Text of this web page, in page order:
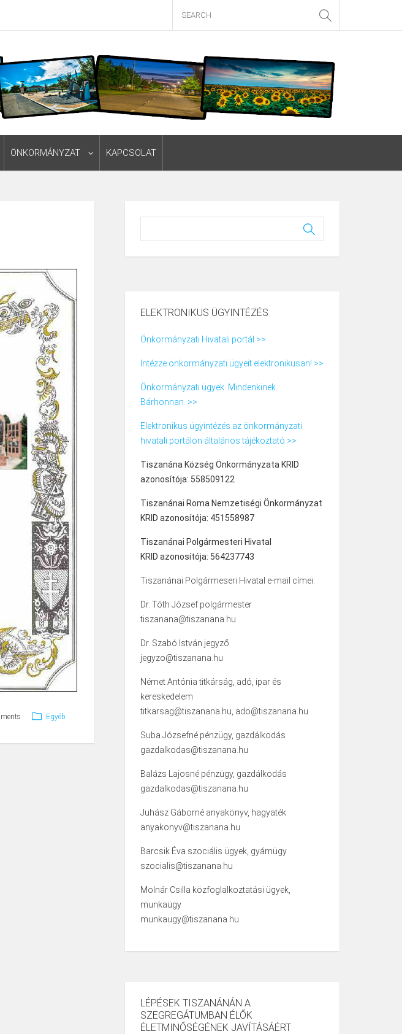
ÖNKORMÁNYZAT KAPCSOLAT
Egyéb
ELEKTRONIKUS ÜGYINTÉZÉS
Önkormányzati Hivatali portál >>
Intézze önkormányzati ügyeit elektronikusan! >>
Önkormányzati ügyek. Mindenkinek.
Bárhonnan. >>
Elektronikus ügyintézés az önkormányzati
hivatali portálon általános tájékoztató >>
Tiszanána Község Önkormányzata KRID
azonosítója: 558509122
Tiszanánai Roma Nemzetiségi Önkormányzat
KRID azonosítója: 451558987
Tiszanánai Polgármesteri Hivatal
KRID azonosítója: 564237743
Tiszanánai Polgármeseri Hivatal e-mail címei:
Dr. Tóth József polgármester
tiszanana@tiszanana.hu
Dr. Szabó István jegyző
jegyzo@tiszanana.hu
Német Antónia titkárság, adó, ipar és
kereskedelem
titkarsag@tiszanana.hu, ado@tiszanana.hu
Suba Józsefné pénzügy, gazdálkodás
gazdalkodas@tiszanana.hu
Balázs Lajosné pénzügy, gazdálkodás
gazdalkodas@tiszanana.hu
Juhász Gáborné anyakönyv, hagyaték
anyakonyv@tiszanana.hu
Barcsik Éva szociális ügyek, gyámügy
szocialis@tiszanana.hu
Molnár Csilla közfoglalkoztatási ügyek,
munkaügy
munkaugy@tiszanana.hu
LÉPÉSEK TISZANÁNÁN A
SZEGREGÁTUMBAN ÉLŐK
ÉLETMINŐSÉGÉNEK JAVÍTÁSÁÉRT